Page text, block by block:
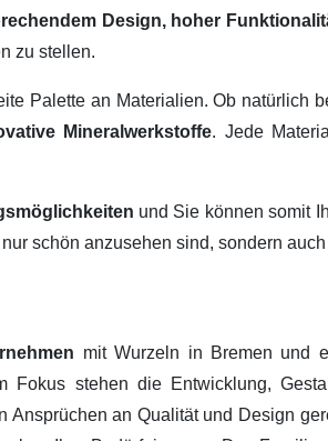
Design, hoher
zu stellen.
Palette an Materialien. Ob natürlich
Mineralwerkstoffe. Jede
und Sie können somit
schön anzusehen sind, sondern
mit Wurzeln in Bremen und
Fokus stehen die Entwicklung,
Ansprüchen an Qualität und Design